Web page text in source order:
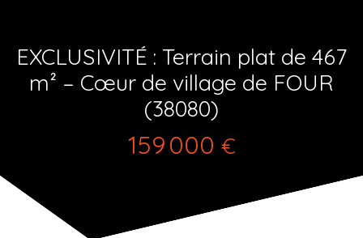
EXCLUSIVITÉ : Terrain plat de 467
m² – Cœur de village de FOUR
(38080)
159 000 €